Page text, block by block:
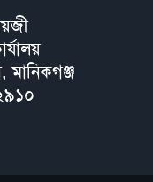
মানিকগঞ্জ